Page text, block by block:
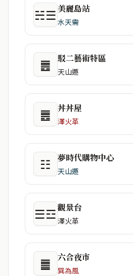
☵☰ 美麗島站
水天需
䷌ 駁二藝術特區
天山遯
䷌ 丼丼屋
澤火革
☷ 夢時代購物中心
天山遯
☰☲觀景台
澤火革
䷀ 六合夜市
巽為風